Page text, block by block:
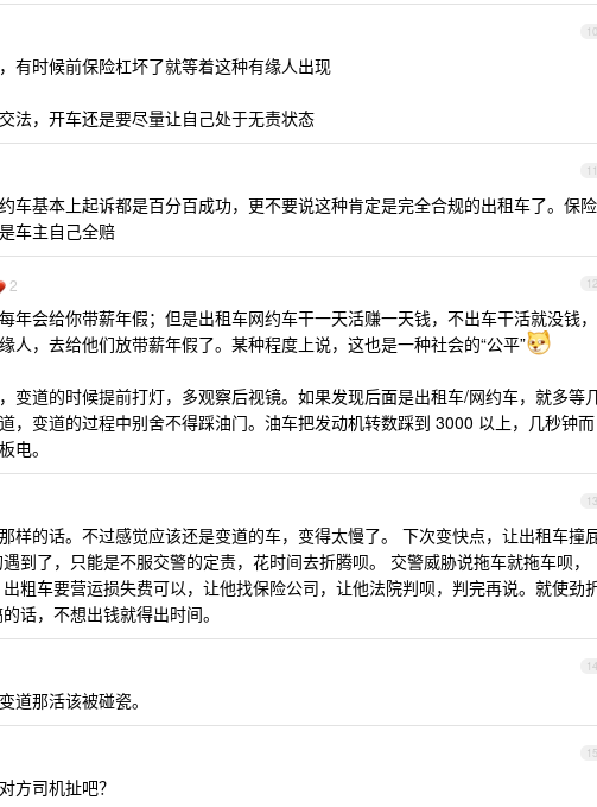
10
有时候前保险杠坏了就等着这种有缘人出现
法，开车还是要尽量让自己处于无责状态
11
车基本上起诉都是百分百成功，更不要说这种肯定是完全合规的出租车了。保险
车主自己全赔
12
2
年会给你带薪年假；但是出租车网约车干一天活赚一天钱，不出车干活就没钱，
人，去给他们放带薪年假了。某种程度上说，这也是一种社会的“公平”
变道的时候提前打灯，多观察后视镜。如果发现后面是出租车/网约车，就多等
，变道的过程中别舍不得踩油门。油车把发动机转数踩到 3000 以上，几秒钟而
电。
13
样的话。不过感觉应该还是变道的车，变得太慢了。 下次变快点，让出租车撞
到了，只能是不服交警的定责，花时间去折腾呗。 交警威胁说拖车就拖车呗，
粗车要营运损失费可以，让他找保险公司，让他法院判呗，判完再说。就使劲
话，不想出钱就得出时间。
14
道那活该被碰瓷。
15
方司机扯吧？